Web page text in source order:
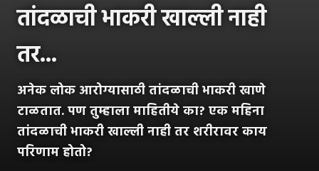
तांदळाची भाकरी खाल्ली नाही
तर...
अनेक लोक आरोग्यासाठी तांदळाची भाकरी खाणे
टाळतात. पण तुम्हाला माहितीये का? एक महिना
तांदळाची भाकरी खाल्ली नाही तर शरीरावर काय
परिणाम होतो?